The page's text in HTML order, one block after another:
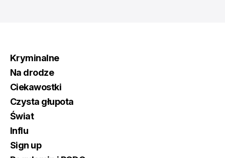
Kryminalne
Na drodze
Ciekawostki
Czysta głupota
Świat
Influ
Sign up